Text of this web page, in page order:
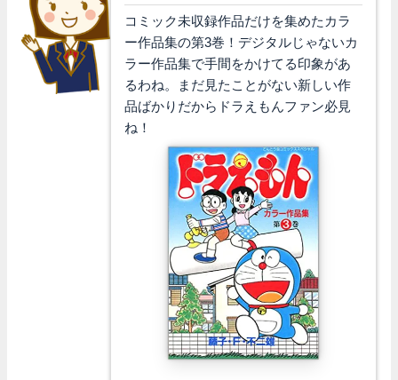
コミック未収録作品だけを集めたカラ
ー作品集の第3巻！デジタルじゃないカ
ラー作品集で手間をかけてる印象があ
るわね。まだ見たことがない新しい作
品ばかりだからドラえもんファン必見
ね！